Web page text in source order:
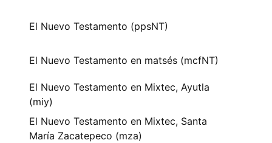
El Nuevo Testamento (ppsNT)
El Nuevo Testamento en matsés (mcfNT)
El Nuevo Testamento en Mixtec, Ayutla
(miy)
El Nuevo Testamento en Mixtec, Santa
María Zacatepeco (mza)